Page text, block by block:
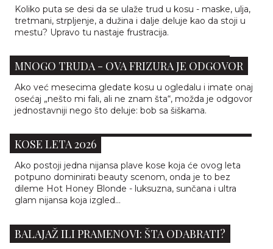
Koliko puta se desi da se ulaže trud u kosu - maske, ulja,
tretmani, strpljenje, a dužina i dalje deluje kao da stoji u
mestu? Upravo tu nastaje frustracija.
MNOGO TRUDA - OVA FRIZURA JE ODGOVOR
Ako već mesecima gledate kosu u ogledalu i imate onaj
osećaj „nešto mi fali, ali ne znam šta“, možda je odgovor
jednostavniji nego što deluje: bob sa šiškama.
KOSE LETA 2026
Ako postoji jedna nijansa plave kose koja će ovog leta
potpuno dominirati beauty scenom, onda je to bez
dileme Hot Honey Blonde - luksuzna, sunčana i ultra
glam nijansa koja izgled...
BALAJAŽ ILI PRAMENOVI: ŠTA ODABRATI?